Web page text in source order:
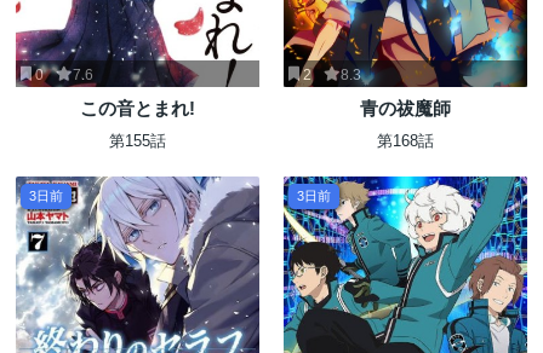
0 7.6
この音とまれ!
第155話
2 8.3
青の祓魔師
第168話
3日前 3日前